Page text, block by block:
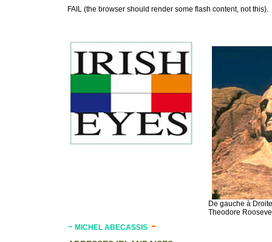
FAIL (the browser should render some flash content, not this).
- MICHEL ABECASSIS -
De gauche à
Theodore